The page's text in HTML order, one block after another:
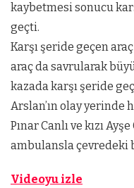
kaybetmesi sonucu
geçti.
Karşı şeride geçen
araç da savrularak
kazada karşı şeride
Arslan’ın olay yerinde
Pınar Canlı ve kızı
ambulansla çevredeki
Videoyu izle